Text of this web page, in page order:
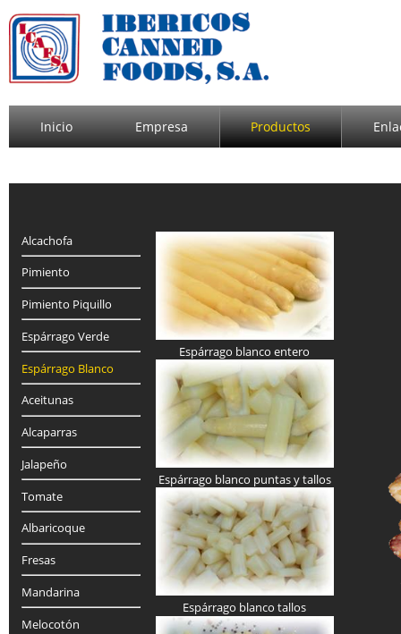
Inicio Empresa Productos
Alcachofa
Espárrago blanco entero
Pimiento
Pimiento Piquillo
Espárrago Verde
Espárrago Blanco
Espárrago blanco puntas y tallos
Aceitunas
Alcaparras
Jalapeño
Tomate
Espárrago blanco tallos
Albaricoque
Fresas
Mandarina
Melocotón